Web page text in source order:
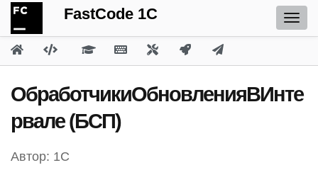
FastCode 1C
ОбработчикиОбновленияВИнте
рвале (БСП)
Автор: 1С